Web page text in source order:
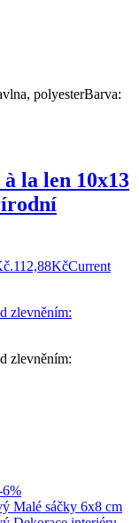
polyesterBarva:
la len 10x13
112,88KčCurrent
zlevněním:
zlevněním:
6%